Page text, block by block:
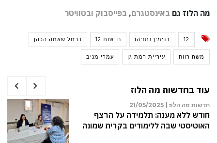
מה הלוז גם באינסטגרם, בפייסבוק ובטוויטר
12 בנימין נתניהו חדשות 12 כרמל שאמה הכהן
משה רווח עיריית רמת גן עמרי מניב
עוד בחדשות מה הלוז
חדשות מה הלוז | 21/05/2025
חודש ללא מענה: תלמידה על הרצף
האוטיסטי שבה ללימודים בקרית שמונה